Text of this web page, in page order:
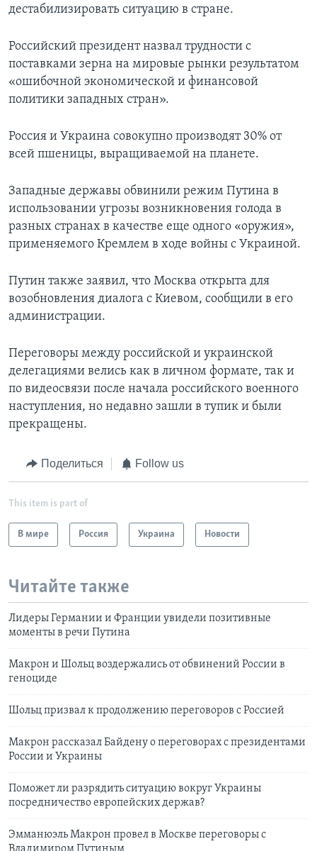
дестабилизировать ситуацию в стране.
Российский президент назвал трудности с
поставками зерна на мировые рынки результатом
«ошибочной экономической и финансовой
политики западных стран».
Россия и Украина совокупно производят 30% от
всей пшеницы, выращиваемой на планете.
Западные державы обвинили режим Путина в
использовании угрозы возникновения голода в
разных странах в качестве еще одного «оружия»,
применяемого Кремлем в ходе войны с Украиной.
Путин также заявил, что Москва открыта для
возобновления диалога с Киевом, сообщили в его
администрации.
Переговоры между российской и украинской
делегациями велись как в личном формате, так и
по видеосвязи после начала российского военного
наступления, но недавно зашли в тупик и были
прекращены.
Поделиться Follow us
This item is part of
В мире Россия Украина Новости
Читайте также
Лидеры Германии и Франции увидели позитивные
моменты в речи Путина
Макрон и Шольц воздержались от обвинений России в
геноциде
Шольц призвал к продолжению переговоров с Россией
Макрон рассказал Байдену о переговорах с президентами
России и Украины
Поможет ли разрядить ситуацию вокруг Украины
посредничество европейских держав?
Эмманюэль Макрон провел в Москве переговоры с